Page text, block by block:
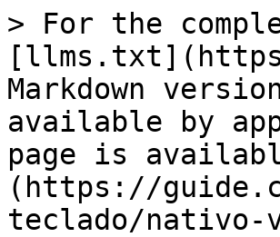
> For the
Markdown
available by
page is
(https://
teclado/nativo-